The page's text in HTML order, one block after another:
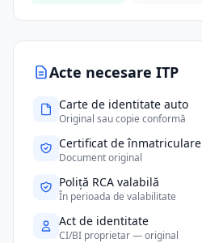
Acte necesare ITP
Carte de identitate auto
Original sau copie conformă
Certificat de înmatriculare
Document original
Poliță RCA valabilă
În perioada de valabilitate
Act de identitate
CI/BI proprietar — original